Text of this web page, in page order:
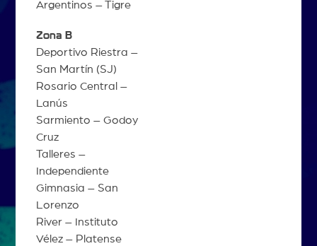
Argentinos – Tigre
Zona B
Deportivo Riestra –
San Martín (SJ)
Rosario Central –
Lanús
Sarmiento – Godoy
Cruz
Talleres –
Independiente
Gimnasia – San
Lorenzo
River – Instituto
Vélez – Platense